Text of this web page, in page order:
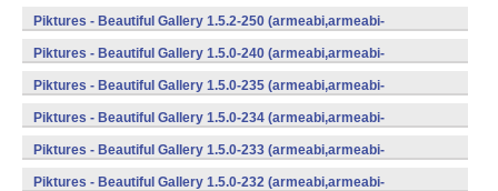
v7a,mips,x86) (Android)
Piktures - Beautiful Gallery 1.5.2-250 (armeabi,armeabi-
v7a,mips,x86) (Android)
Piktures - Beautiful Gallery 1.5.0-240 (armeabi,armeabi-
v7a,mips,x86) (Android)
Piktures - Beautiful Gallery 1.5.0-235 (armeabi,armeabi-
v7a,mips,x86) (Android)
Piktures - Beautiful Gallery 1.5.0-234 (armeabi,armeabi-
v7a,mips,x86) (Android)
Piktures - Beautiful Gallery 1.5.0-233 (armeabi,armeabi-
v7a,mips,x86) (Android)
Piktures - Beautiful Gallery 1.5.0-232 (armeabi,armeabi-